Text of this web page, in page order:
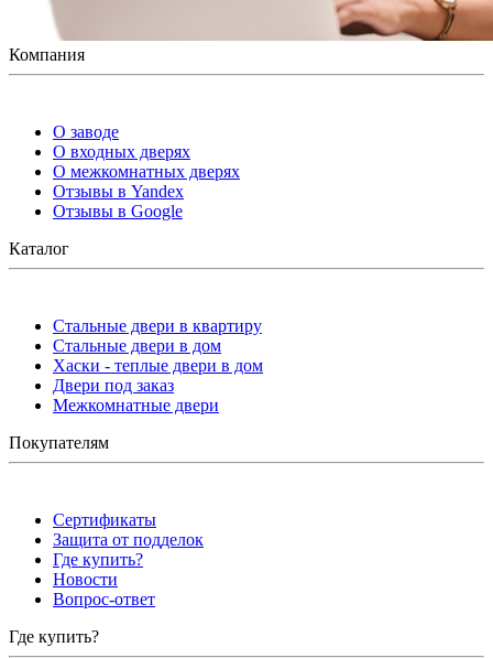
Компания
О заводе
О входных дверях
О межкомнатных дверях
Отзывы в Yandex
Отзывы в Google
Каталог
Стальные двери в квартиру
Стальные двери в дом
Хаски - теплые двери в дом
Двери под заказ
Межкомнатные двери
Покупателям
Сертификаты
Защита от подделок
Где купить?
Новости
Вопрос-ответ
Где купить?